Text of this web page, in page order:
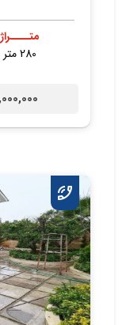
متــــراژ
280 متر